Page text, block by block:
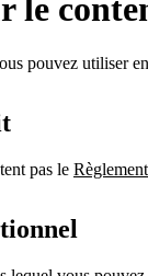
le
pouvez utiliser
pas le